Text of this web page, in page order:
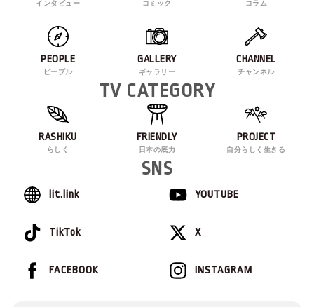
インタビュー コミック コラム
PEOPLE
ピープル
GALLERY
ギャラリー
CHANNEL
チャンネル
TV CATEGORY
RASHIKU
らしく
FRIENDLY
日本の底力
PROJECT
自分らしく生きる
SNS
lit.link YOUTUBE
TikTok X
INSTAGRAM
FACEBOOK